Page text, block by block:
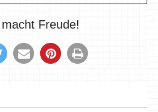
macht Freude!